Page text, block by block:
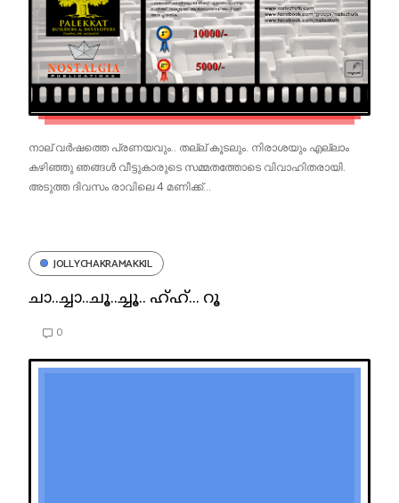
നാല് വർഷത്തെ പ്രണയവും.. തല്ല് കൂടലും. നിരാശയും എല്ലാം
കഴിഞ്ഞു ഞങ്ങൾ വീട്ടുകാരുടെ സമ്മതത്തോടെ വിവാഹിതരായി.
അടുത്ത ദിവസം രാവിലെ 4 മണിക്ക്...
JOLLYCHAKRAMAKKIL
ചാ..ച്ചാ..ചൂ..ച്ചൂ.. ഹ്ഹ്... റൂ
0